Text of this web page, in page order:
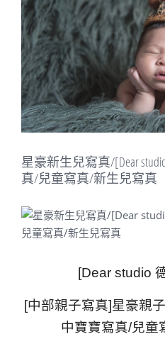
星豪新生兒寫真/[Dear
真/兒童寫真/新生兒寫真
[Dear studio
[中部親子寫真]星豪親
中寶寶寫真/兒童